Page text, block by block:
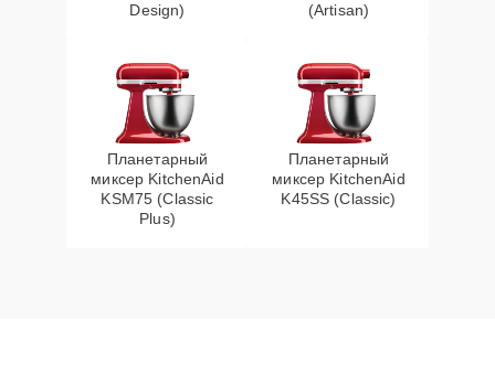
Design)
(Artisan)
Планетарный
миксер KitchenAid
KSM75 (Classic
Plus)
Планетарный
миксер KitchenAid
K45SS (Classic)